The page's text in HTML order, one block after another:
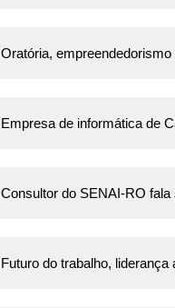
Oratória,
Empresa de informática de
Consultor do SENAI-RO
Futuro do trabalho,